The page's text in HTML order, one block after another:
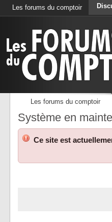
Les forums du comptoir
Les forums du comptoir
Système en
Ce site est